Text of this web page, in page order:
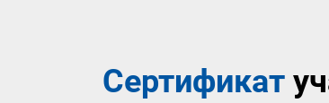
Сертификат